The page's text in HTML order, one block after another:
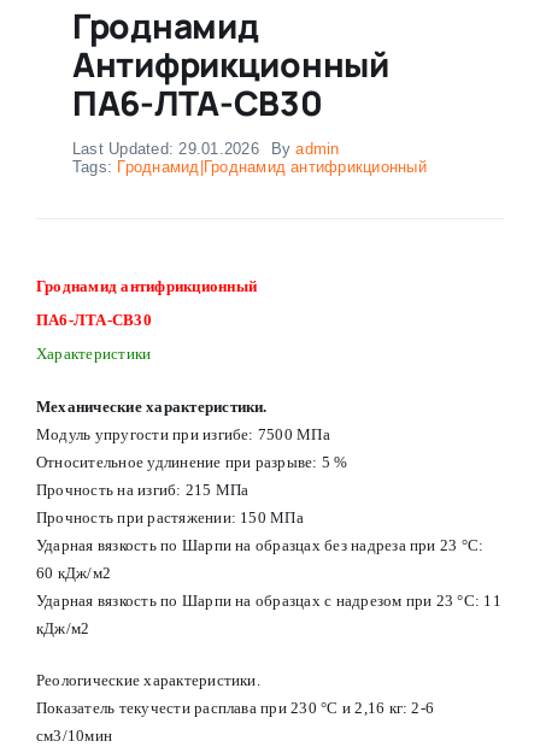
Гроднамид
Антифрикционный
ПА6-ЛТА-СВ30
Last Updated: 29.01.2026 Byadmin
Tags: Гроднамид|Гроднамид антифрикционный
Гроднамид антифрикционный
ПА6-ЛТА-СВ30
Характеристики
Механические характеристики.
Модуль упругости при изгибе: 7500 МПа
Относительное удлинение при разрыве: 5 %
Прочность на изгиб: 215 МПа
Прочность при растяжении: 150 МПа
Ударная вязкость по Шарпи на образцах без надреза при 23 °С:
60 кДж/м2
Ударная вязкость по Шарпи на образцах с надрезом при 23 °С: 11
кДж/м2
Реологические характеристики.
Показатель текучести расплава при 230 °С и 2,16 кг: 2-6
см3/10мин